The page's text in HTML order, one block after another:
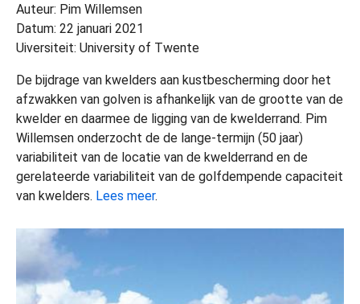
Auteur: Pim Willemsen
Datum: 22 januari 2021
Uiversiteit: University of Twente
De bijdrage van kwelders aan kustbescherming door het
afzwakken van golven is afhankelijk van de grootte van de
kwelder en daarmee de ligging van de kwelderrand. Pim
Willemsen onderzocht de de lange-termijn (50 jaar)
variabiliteit van de locatie van de kwelderrand en de
gerelateerde variabiliteit van de golfdempende capaciteit
van kwelders. Lees meer.